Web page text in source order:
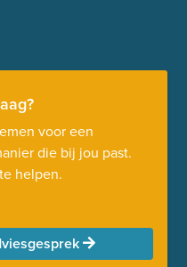
voor een
die bij jou past.
helpen.